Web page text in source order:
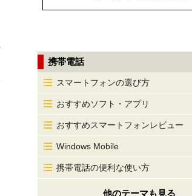
携帯電話
スマートフォンの選び方
おすすめソフト・アプリ
おすすめスマートフォンレビュー
Windows Mobile
携帯電話の便利な使い方
他のテーマも見る